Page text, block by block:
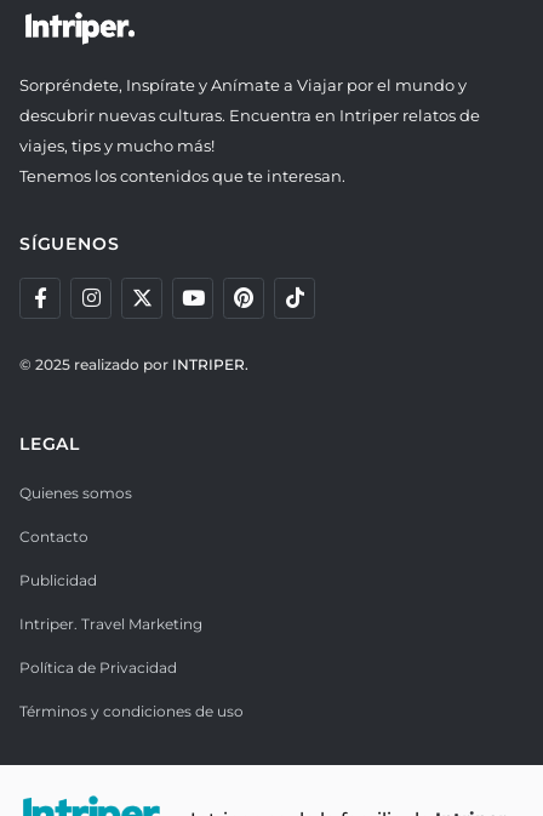
Sorpréndete, Inspírate y Anímate a Viajar por el mundo y
descubrir nuevas culturas. Encuentra en Intriper relatos de
viajes, tips y mucho más!
Tenemos los contenidos que te interesan.
SÍGUENOS
© 2025 realizado por INTRIPER.
LEGAL
Quienes somos
Contacto
Publicidad
Intriper. Travel Marketing
Política de Privacidad
Términos y condiciones de uso